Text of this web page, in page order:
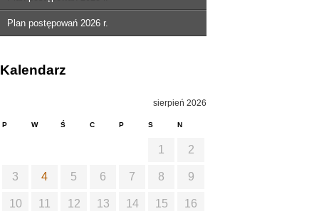
Plan postępowań 2026 r.
Kalendarz
sierpień 2026
P W Ś C P S N
1 2
3 4 5 6 7 8 9
10 11 12 13 14 15 16